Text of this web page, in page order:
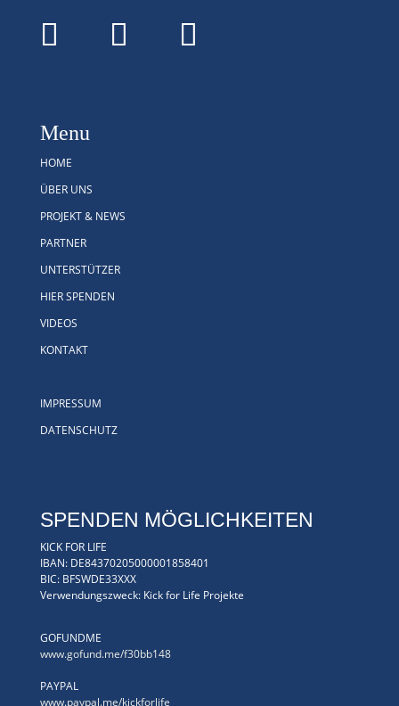
Menu
HOME
ÜBER UNS
PROJEKT & NEWS
PARTNER
UNTERSTÜTZER
HIER SPENDEN
VIDEOS
KONTAKT
IMPRESSUM
DATENSCHUTZ
SPENDEN MÖGLICHKEITEN
KICK FOR LIFE
IBAN: DE84370205000001858401
BIC: BFSWDE33XXX
Verwendungszweck: Kick for Life Projekte
GOFUNDME
www.gofund.me/f30bb148
PAYPAL
www.paypal.me/kickforlife